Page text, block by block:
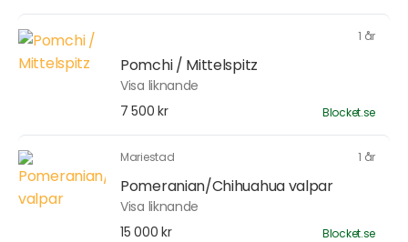
1 år
Pomchi / Mittelspitz
Visa liknande
7 500 kr
Blocket.se
Mariestad 1 år
Pomeranian/Chihuahua valpar
Visa liknande
15 000 kr
Blocket.se